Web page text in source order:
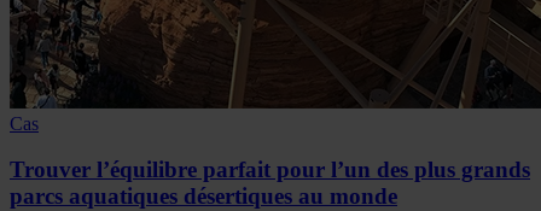
Cas
Trouver l’équilibre parfait pour l’un des plus grands
parcs aquatiques désertiques au monde